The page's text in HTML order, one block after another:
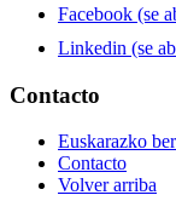
Facebook (se
Linkedin (se
Contacto
Euskarazko
Contacto
Volver arriba